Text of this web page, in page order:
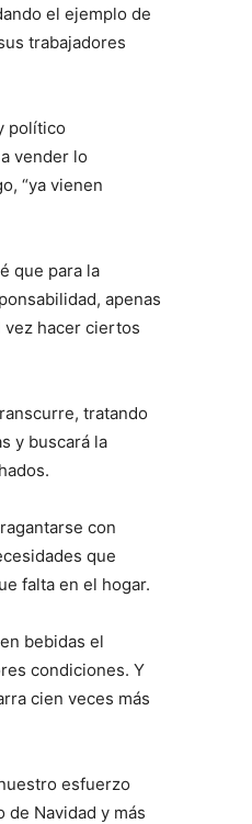
el ejemplo de
trabajadores
político
vender lo
“ya vienen
que para la
apenas
vez hacer ciertos
tratando
y buscará la
con
que
falta en el hogar.
bebidas el
condiciones. Y
cien veces más
esfuerzo
de Navidad y más